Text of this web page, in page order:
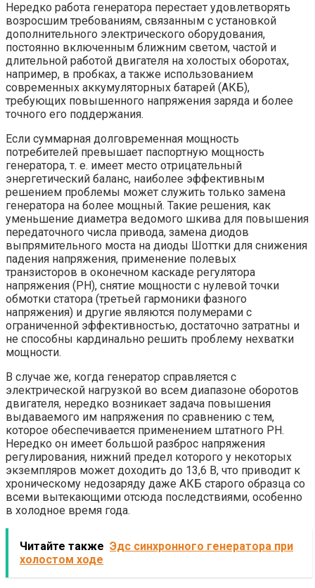
Нередко работа генератора перестает удовлетворять
возросшим требованиям, связанным с установкой
дополнительного электрического оборудования,
постоянно включенным ближним светом, частой и
длительной работой двигателя на холостых оборотах,
например, в пробках, а также использованием
современных аккумуляторных батарей (АКБ),
требующих повышенного напряжения заряда и более
точного его поддержания.
Если суммарная долговременная мощность
потребителей превышает паспортную мощность
генератора, т. е. имеет место отрицательный
энергетический баланс, наиболее эффективным
решением проблемы может служить только замена
генератора на более мощный. Такие решения, как
уменьшение диаметра ведомого шкива для повышения
передаточного числа привода, замена диодов
выпрямительного моста на диоды Шоттки для снижения
падения напряжения, применение полевых
транзисторов в оконечном каскаде регулятора
напряжения (РН), снятие мощности с нулевой точки
обмотки статора (третьей гармоники фазного
напряжения) и другие являются полумерами с
ограниченной эффективностью, достаточно затратны и
не способны кардинально решить проблему нехватки
мощности.
В случае же, когда генератор справляется с
электрической нагрузкой во всем диапазоне оборотов
двигателя, нередко возникает задача повышения
выдаваемого им напряжения по сравнению с тем,
которое обеспечивается применением штатного РН.
Нередко он имеет большой разброс напряжения
регулирования, нижний предел которого у некоторых
экземпляров может доходить до 13,6 В, что приводит к
хроническому недозаряду даже АКБ старого образца со
всеми вытекающими отсюда последствиями, особенно
в холодное время года.
Читайте также Эдс синхронного генератора при
холостом ходе